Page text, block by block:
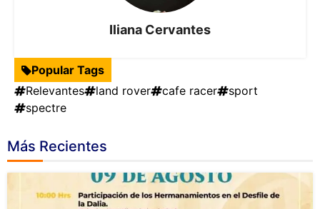
Iliana Cervantes
Popular Tags
Relevantes
land rover cafe racer
sport
spectre
Más Recientes